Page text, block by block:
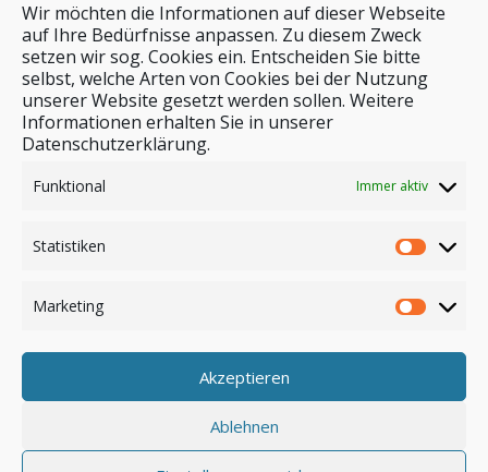
Wir möchten die Informationen auf dieser Webseite
auf Ihre Bedürfnisse anpassen. Zu diesem Zweck
setzen wir sog. Cookies ein. Entscheiden Sie bitte
selbst, welche Arten von Cookies bei der Nutzung
unserer Website gesetzt werden sollen. Weitere
Informationen erhalten Sie in unserer
Datenschutzerklärung.
Funktional Immer aktiv
Statistiken
Marketing
Akzeptieren
Ablehnen
Stichwortsuche
Anmelden